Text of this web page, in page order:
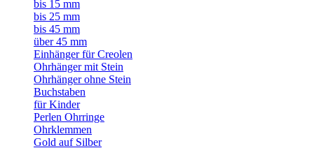
bis 15 mm
bis 25 mm
bis 45 mm
über 45 mm
Einhänger für Creolen
Ohrhänger mit Stein
Ohrhänger ohne Stein
Buchstaben
für Kinder
Perlen Ohrringe
Ohrklemmen
Gold auf Silber